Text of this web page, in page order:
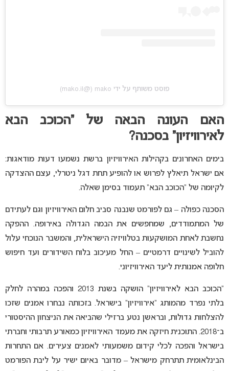
פוסט משותף על ידי ‏‎mako‎‏ (@‏‎mako.il‎‏)
האם העונה הבאה של “הכוכב הבא
לאירוויזיון” בסכנה?
בימים האחרונים בקהילות האירוויזיון ברשת נשמעו דעות מודאגות:
אם ישראל תיאלץ לפרוש או להופיע תחת דגל ניטרלי, עצם ההצדקה
לקיומה של “הכוכב הבא” תעמוד בסימן שאלה.
הסכנה כפולה – גם לפורמט שנבנה סביב חלום האירוויזיון וגם לעתידם
של המתמודדים, שמחפשים את הבמה הגדולה באירופה. ההפקה
נחשבת לאחת המושקעות בטלוויזיה הישראלית, והמשבר הנוכחי עלול
להוביל לשינויים דרמטיים – החל מעיכוב בלוח השידורים ועד חיפוש
חלופה אמנותית ליעד האירוויזיוני.
“הכוכב הבא לאירוויזיון” הושקה בשנת 2013 והפכה במהרה לחלק
בלתי נפרד מהמותג “אירוויזיון” בישראל. בזכותה נבחרו אמנים שזכו
להצלחות גדולות, ובראשן נטע ברזילי שהביאה את הניצחון ההיסטורי
ב־2018. התוכנית חיזקה את מעמד האירוויזיון כמאורע תרבותי וחברתי
בישראל והפכה לכלי קידום משמעותי לאמנים צעירים. אם התחרות
הבינלאומית תתרחק מישראל – מדובר באיום ישיר על ליבת הפורמט